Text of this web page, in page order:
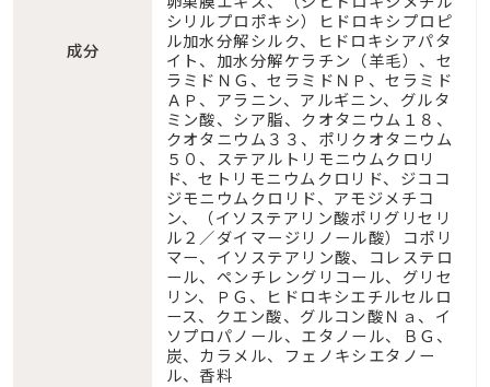
成分
シリルプロポキシ）ヒドロキシプロピ
ル加水分解シルク、ヒドロキシアパタ
イト、加水分解ケラチン（羊毛）、セ
ラミドＮＧ、セラミドＮＰ、セラミド
ＡＰ、アラニン、アルギニン、グルタ
ミン酸、シア脂、クオタニウム１８、
クオタニウム３３、ポリクオタニウム
５０、ステアルトリモニウムクロリ
ド、セトリモニウムクロリド、ジココ
ジモニウムクロリド、アモジメチコ
ン、（イソステアリン酸ポリグリセリ
ル２／ダイマージリノール酸）コポリ
マー、イソステアリン酸、コレステロ
ール、ペンチレングリコール、グリセ
リン、ＰＧ、ヒドロキシエチルセルロ
ース、クエン酸、グルコン酸Ｎａ、イ
ソプロパノール、エタノール、ＢＧ、
炭、カラメル、フェノキシエタノー
ル、香料